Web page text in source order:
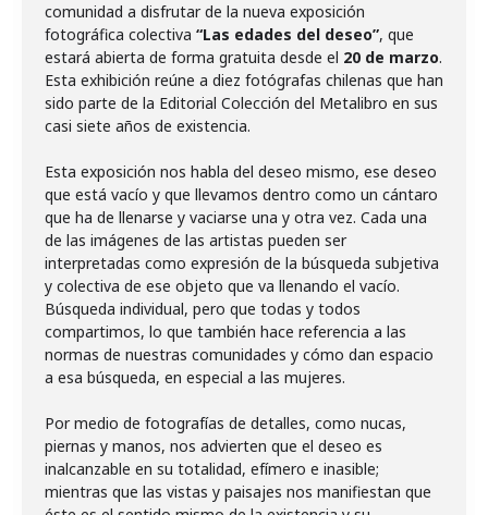
comunidad a disfrutar de la nueva exposición
fotográfica colectiva “Las edades del deseo”, que
estará abierta de forma gratuita desde el 20 de marzo.
Esta exhibición reúne a diez fotógrafas chilenas que han
sido parte de la Editorial Colección del Metalibro en sus
casi siete años de existencia.
Esta exposición nos habla del deseo mismo, ese deseo
que está vacío y que llevamos dentro como un cántaro
que ha de llenarse y vaciarse una y otra vez. Cada una
de las imágenes de las artistas pueden ser
interpretadas como expresión de la búsqueda subjetiva
y colectiva de ese objeto que va llenando el vacío.
Búsqueda individual, pero que todas y todos
compartimos, lo que también hace referencia a las
normas de nuestras comunidades y cómo dan espacio
a esa búsqueda, en especial a las mujeres.
Por medio de fotografías de detalles, como nucas,
piernas y manos, nos advierten que el deseo es
inalcanzable en su totalidad, efímero e inasible;
mientras que las vistas y paisajes nos manifiestan que